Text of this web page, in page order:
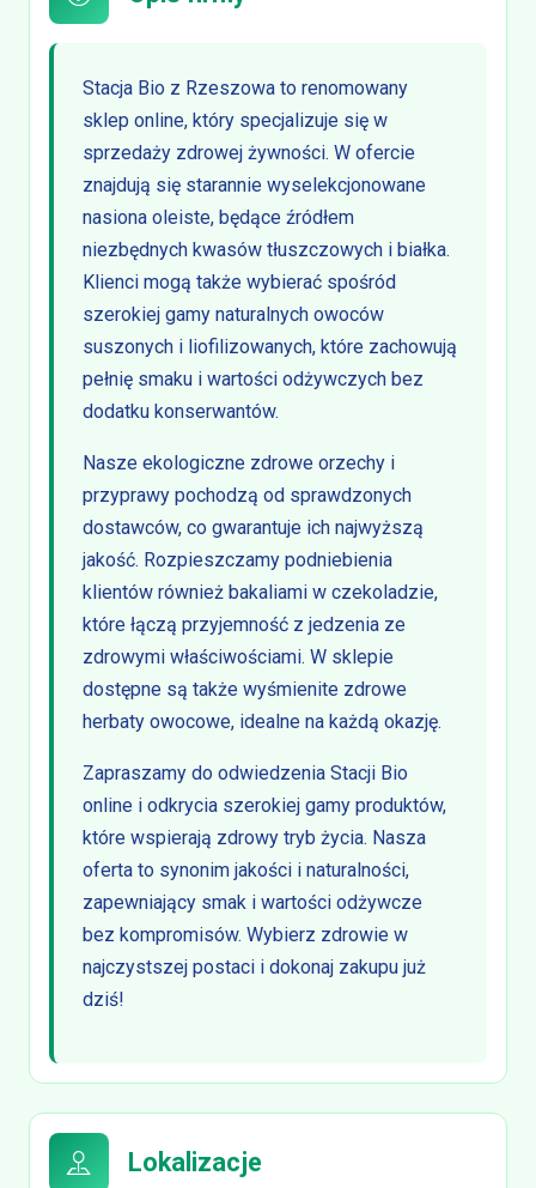
Stacja Bio z Rzeszowa to renomowany
sklep online, który specjalizuje się w
sprzedaży zdrowej żywności. W ofercie
znajdują się starannie wyselekcjonowane
nasiona oleiste, będące źródłem
niezbędnych kwasów tłuszczowych i białka.
Klienci mogą także wybierać spośród
szerokiej gamy naturalnych owoców
suszonych i liofilizowanych, które zachowują
pełnię smaku i wartości odżywczych bez
dodatku konserwantów.
Nasze ekologiczne zdrowe orzechy i
przyprawy pochodzą od sprawdzonych
dostawców, co gwarantuje ich najwyższą
jakość. Rozpieszczamy podniebienia
klientów również bakaliami w czekoladzie,
które łączą przyjemność z jedzenia ze
zdrowymi właściwościami. W sklepie
dostępne są także wyśmienite zdrowe
herbaty owocowe, idealne na każdą okazję.
Zapraszamy do odwiedzenia Stacji Bio
online i odkrycia szerokiej gamy produktów,
które wspierają zdrowy tryb życia. Nasza
oferta to synonim jakości i naturalności,
zapewniający smak i wartości odżywcze
bez kompromisów. Wybierz zdrowie w
najczystszej postaci i dokonaj zakupu już
dziś!
Lokalizacje